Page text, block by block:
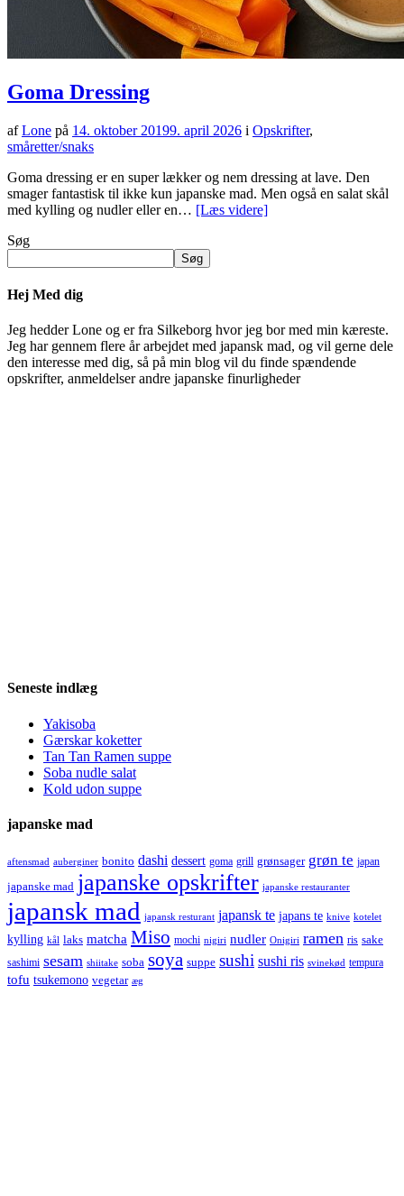
Goma Dressing
afLone på 14. oktober 20199. april 2026 i Opskrifter,
småretter/snaks
Goma dressing er en super lækker og nem dressing at lave. Den
smager fantastisk til ikke kun japanske mad. Men også en salat skål
med kylling og nudler eller en… [Læs videre]
Søg
Søg
Hej Med dig
Jeg hedder Lone og er fra Silkeborg hvor jeg bor med min kæreste.
Jeg har gennem flere år arbejdet med japansk mad, og vil gerne dele
den interesse med dig, så på min blog vil du finde spændende
opskrifter, anmeldelser andre japanske finurligheder
Seneste indlæg
Yakisoba
Gærskar koketter
Tan Tan Ramen suppe
Soba nudle salat
Kold udon suppe
japanske mad
aftensmad auberginer bonito dashi dessert goma grill grønsager grøn te japan
japanske mad japanske opskrifter japanske restauranter
japansk mad japansk resturant japansk te japans te knive kotelet
kylling kål laks matcha Miso mochi nigiri nudler Onigiri ramen ris sake
sashimi sesam shiitake soba soya suppe sushi sushi ris svinekød tempura
tofu tsukemono vegetar æg